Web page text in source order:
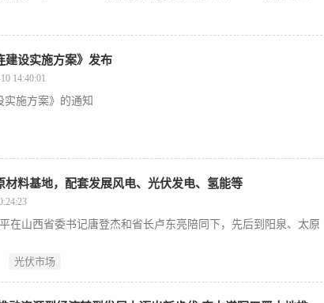
·希奇莱马(Hakainde Hichilema)亲临现场揭牌剪彩，盛赞该项目为
建设实施方案》发布
14:40:01
实施方案》的通知
料基地，配套发展风电、光伏发电、氢能等
在山西省委书记唐登杰和省长卢东亮陪同下，先后到阳泉、太原
光伏市场